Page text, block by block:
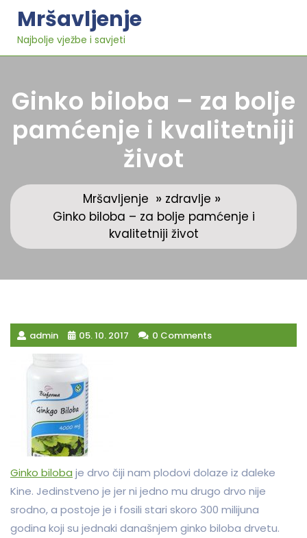
content
Mršavljenje
Najbolje vježbe i savjeti
Ginko biloba – za bolje
pamćenje i kvalitetniji
život
Mršavljenje » zdravlje »
Ginko biloba – za bolje pamćenje i
kvalitetniji život
admin 05. 10. 2017 0 Comments
Ginko biloba je drvo čiji nam plodovi dolaze iz daleke
Kine. Jedinstveno je jer ni jedno mu drugo drvo nije
srodno, a postoje je i fosili stari skoro 300 milijuna
godina koji su jednaki današnjem ginko biloba drvetu.